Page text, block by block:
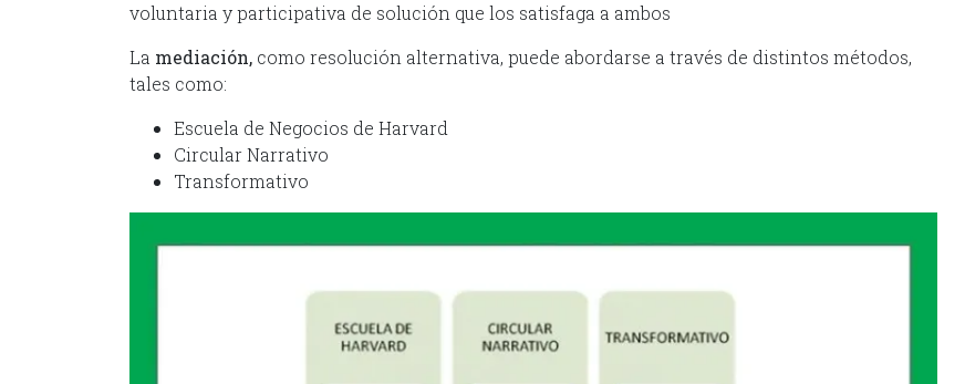
voluntaria y participativa de solución que los satisfaga a ambos
La mediación, como resolución alternativa, puede abordarse a través de distintos métodos,
tales como:
Escuela de Negocios de Harvard
Circular Narrativo
Transformativo